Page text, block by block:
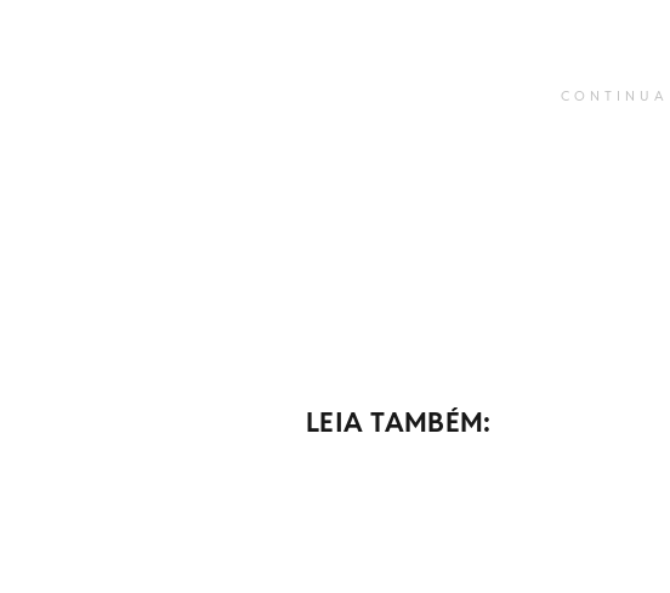
LEIA TAMBÉM: